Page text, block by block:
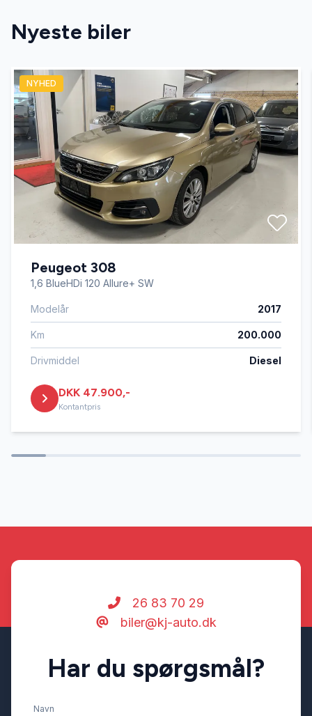
Isofix
Kørecomputer
Servostyring
Splitbagsæder
Startspærre
Tonede ruder
Nyeste biler
NYHED
Peugeot 308
1,6 BlueHDi 120 Allure+ SW
Modelår 2017
Km 200.000
Drivmiddel Diesel
DKK 47.900,-
Kontantpris
26 83 70 29
biler@kj-auto.dk
Har du spørgsmål?
Navn